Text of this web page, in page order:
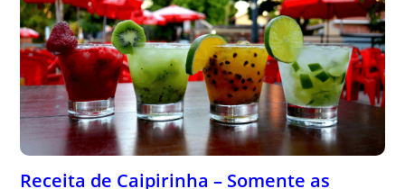
Receita de Caipirinha – Somente as